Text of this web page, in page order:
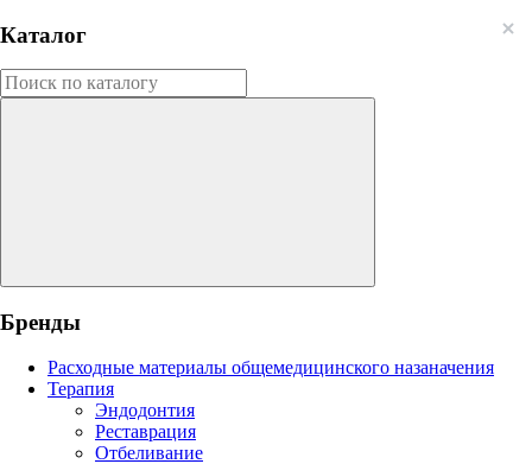
Каталог
Бренды
Расходные материалы общемедицинского назаначения
Терапия
Эндодонтия
Реставрация
Отбеливание